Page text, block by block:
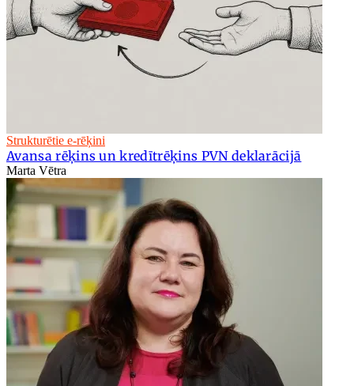
Strukturētie e-rēķini
Avansa rēķins un kredītrēķins PVN deklarācijā
Marta Vētra